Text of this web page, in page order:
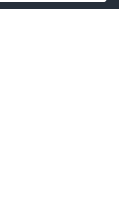
思，唔同主題燈飾